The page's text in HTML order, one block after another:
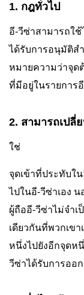
1. กฎทั่วไป
อี-วีซ่าสามารถใ
ได้รับการอนุมัติส
หมายความว่าจุด
ที่มีอยู่ในรายการ
2. สามารถเปลี่
ใช่
จุดเข้าที่ประทับใ
ไปในอี-วีซ่าเอง
ผู้ถืออี-วีซ่าไม่จำ
เดียวกันที่พวกเข
หนึ่งไปยังอีกจุดห
วีซ่าได้รับการออ